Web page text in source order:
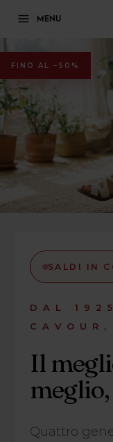
MENU
FINO AL −50%
SALDI IN
DAL
Il
Quattro